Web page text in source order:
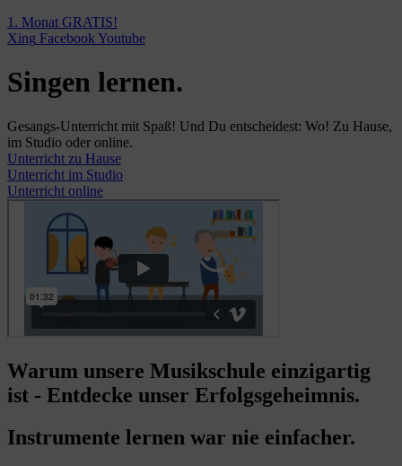
1. Monat GRATIS!
Xing Facebook Youtube
Singen lernen.
Gesangs-Unterricht mit Spaß! Und Du entscheidest: Wo! Zu Hause,
im Studio oder online.
Unterricht zu Hause
Unterricht im Studio
Unterricht online
Warum unsere Musikschule einzigartig
ist - Entdecke unser Erfolgsgeheimnis.
Instrumente lernen war nie einfacher.